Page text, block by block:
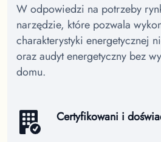
W odpowiedzi na potrzeby
narzędzie, które pozwala
charakterystyki energetycznej
oraz audyt energetyczny bez
domu.
Certyfikowani i